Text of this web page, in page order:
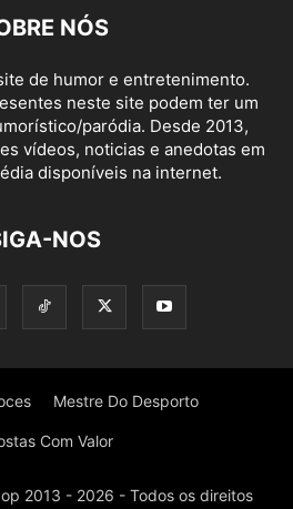
NÓS
de humor e entretenimento.
neste site podem ter um
paródia. Desde 2013,
vídeos, noticias e anedotas em
disponíveis na internet.
NOS
Mestre Do Desporto
Com Valor
2013 - 2026 - Todos os direitos